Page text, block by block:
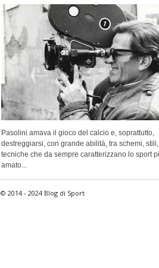
Pasolini amava il gioco del calcio e, soprattutto,
destreggiarsi, con grande abilità, tra schemi, stili,
tecniche che da sempre caratterizzano lo sport
amato...
© 2014 - 2024 Blog di Sport